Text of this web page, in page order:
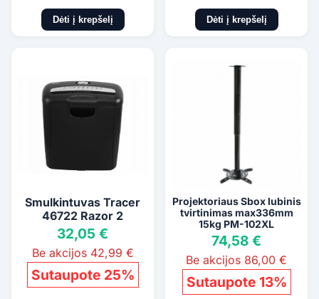
Dėti į krepšelį Dėti į krepšelį
Smulkintuvas Tracer
46722 Razor 2
32,05 €
Be akcijos 42,99 €
Sutaupote 25%
Projektoriaus Sbox lubinis
tvirtinimas max336mm
15kg PM-102XL
74,58 €
Be akcijos 86,00 €
Sutaupote 13%